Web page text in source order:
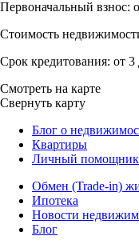
Первоначальный взнос:
Стоимость
Срок кредитования: от 3
Для корректной работы
Смотреть на карте
Свернуть карту
Блог о
Квартиры
Личный помощник
Обмен (Trade-in)
Ипотека
Новости
Блог